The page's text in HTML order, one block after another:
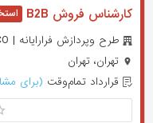
کارشناس فروش B2B
طرح وپردازش فرارایانه | Fara Rayaneh CO
تهران، تهران
قرارداد تمام‌وقت (برای